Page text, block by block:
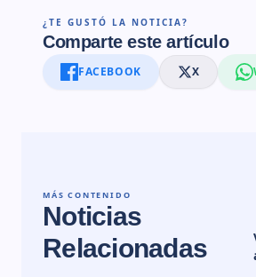
¿TE GUSTÓ LA NOTICIA?
Comparte este artículo
FACEBOOK X
MÁS CONTENIDO
Noticias
Relacionadas